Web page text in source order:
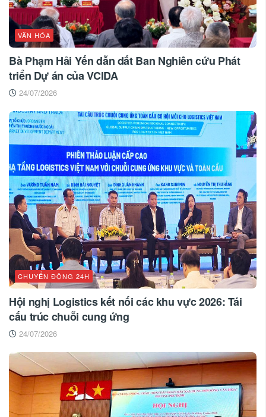
VĂN HÓA
Bà Phạm Hải Yến dẫn dắt Ban Nghiên cứu Phát
triển Dự án của VCIDA
24/07/2026
CHUYỂN ĐỘNG 24H
Hội nghị Logistics kết nối các khu vực 2026: Tái
cấu trúc chuỗi cung ứng
24/07/2026